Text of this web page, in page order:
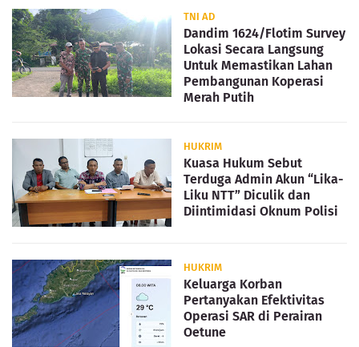
TNI AD
Dandim 1624/Flotim Survey
Lokasi Secara Langsung
Untuk Memastikan Lahan
Pembangunan Koperasi
Merah Putih
HUKRIM
Kuasa Hukum Sebut
Terduga Admin Akun “Lika-
Liku NTT” Diculik dan
Diintimidasi Oknum Polisi
HUKRIM
Keluarga Korban
Pertanyakan Efektivitas
Operasi SAR di Perairan
Oetune